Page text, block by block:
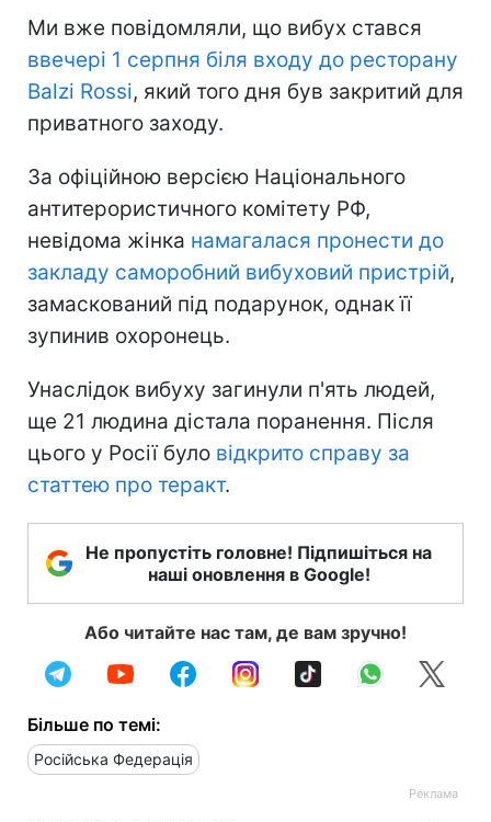
Ми вже повідомляли, що вибух стався
ввечері 1 серпня біля входу до ресторану
Balzi Rossi, який того дня був закритий для
приватного заходу.
За офіційною версією Національного
антитерористичного комітету РФ,
невідома жінка намагалася пронести до
закладу саморобний вибуховий пристрій,
замаскований під подарунок, однак її
зупинив охоронець.
Унаслідок вибуху загинули п'ять людей,
ще 21 людина дістала поранення. Після
цього у Росії було відкрито справу за
статтею про теракт.
Не пропустіть головне! Підпишіться на
наші оновлення в Google!
Або читайте нас там, де вам зручно!
Більше по темі:
Російська Федерація